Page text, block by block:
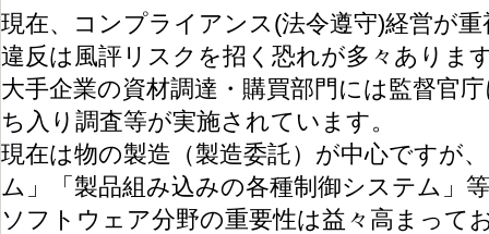
現在、コンプライアンス(法令遵守)経営が
違反は風評リスクを招く恐れが多々ありま
大手企業の資材調達・購買部門には監督官
ち入り調査等が実施されています。
現在は物の製造（製造委託）が中心ですが
ム」「製品組み込みの各種制御システム」
ソフトウェア分野の重要性は益々高まって